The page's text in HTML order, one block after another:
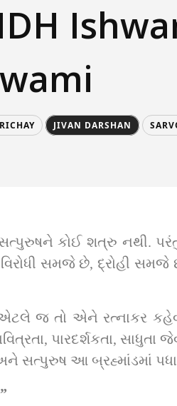
JIVAN DARSHAN
કોઈ શત્રુ નથી. પરંતુ
સમજે છે, દ્રોહી
જ તો એને રત્નાકર
પારદર્શકતા,
સત્પુરુષ આ બ્રહ્માંડમાં